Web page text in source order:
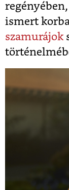
ismert
szamurájok